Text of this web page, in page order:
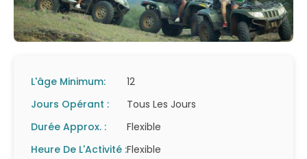
L'âge Minimum:
12
Jours Opérant :
Tous Les Jours
Durée Approx. :
Flexible
Heure De L'Activité :Flexible